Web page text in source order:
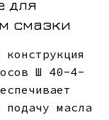
для
смазки
Ш 40-4-
подачу масла